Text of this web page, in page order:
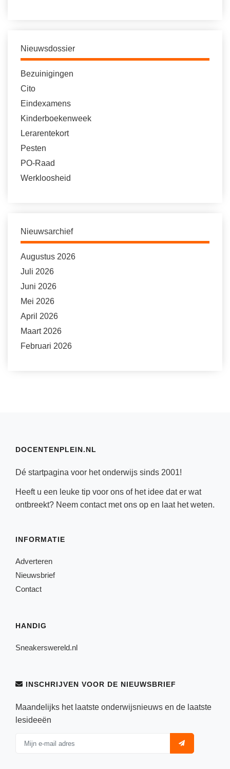
Nieuwsdossier
Bezuinigingen
Cito
Eindexamens
Kinderboekenweek
Lerarentekort
Pesten
PO-Raad
Werkloosheid
Nieuwsarchief
Augustus 2026
Juli 2026
Juni 2026
Mei 2026
April 2026
Maart 2026
Februari 2026
DOCENTENPLEIN.NL
Dé startpagina voor het onderwijs sinds 2001!
Heeft u een leuke tip voor ons of het idee dat er wat
ontbreekt? Neem contactmet ons op en laat het weten.
INFORMATIE
Adverteren
Nieuwsbrief
Contact
HANDIG
Sneakerswereld.nl
INSCHRIJVEN VOOR DE NIEUWSBRIEF
Maandelijks het laatste onderwijsnieuws en de laatste
lesideeën